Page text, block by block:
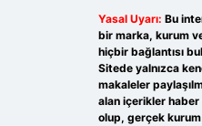
Yasal Uyarı: Bu
bir marka, kurum
hiçbir bağlantısı
Sitede yalnızca
makaleler
alan içerikler
olup, gerçek